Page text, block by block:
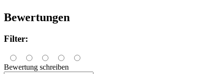
Bewertungen
Filter:
Bewertung schreiben